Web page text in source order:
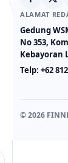
ALAMAT
Gedung
No 353,
Kebayoran
Telp: +62
© 2026